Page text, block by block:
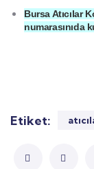
Bursa Atıcılar
numarasınıda
Etiket: